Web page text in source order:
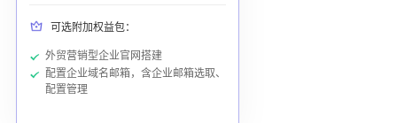
可选附加权益包：
外贸营销型企业官网搭建
配置企业域名邮箱，含企业邮箱选取、
配置管理